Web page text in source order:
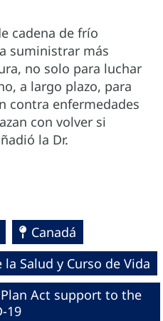
cadena de frío
suministrar más
no solo para luchar
a largo plazo, para
contra enfermedades
con volver si
la Dr.
Canadá
Salud y Curso de Vida
Plan Act support to the
19